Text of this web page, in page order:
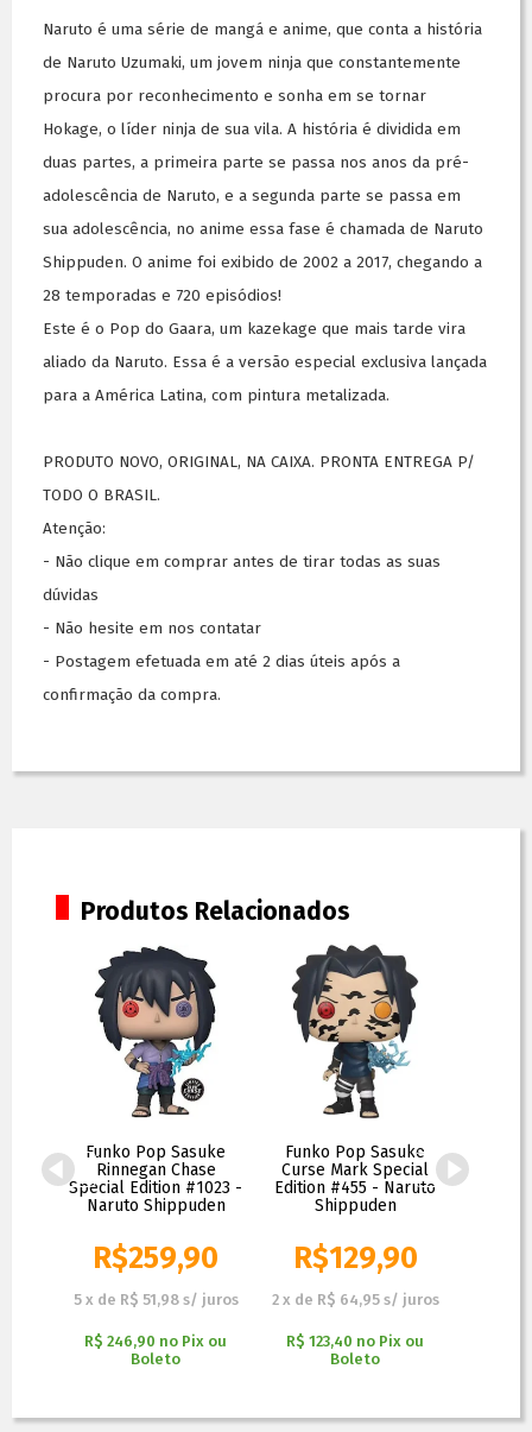
Naruto é uma série de mangá e anime, que conta a história
de Naruto Uzumaki, um jovem ninja que constantemente
procura por reconhecimento e sonha em se tornar
Hokage, o líder ninja de sua vila. A história é dividida em
duas partes, a primeira parte se passa nos anos da pré-
adolescência de Naruto, e a segunda parte se passa em
sua adolescência, no anime essa fase é chamada de Naruto
Shippuden. O anime foi exibido de 2002 a 2017, chegando a
28 temporadas e 720 episódios!
Este é o Pop do Gaara, um kazekage que mais tarde vira
aliado da Naruto. Essa é a versão especial exclusiva lançada
para a América Latina, com pintura metalizada.
PRODUTO NOVO, ORIGINAL, NA CAIXA. PRONTA ENTREGA P/
TODO O BRASIL.
Atenção:
- Não clique em comprar antes de tirar todas as suas
dúvidas
- Não hesite em nos contatar
- Postagem efetuada em até 2 dias úteis após a
confirmação da compra.
Produtos Relacionados
Funko Pop Sasuke
Rinnegan Chase
Special Edition #1023 -
Naruto Shippuden
R$259,90
5 x de R$ 51,98 s/ juros
R$ 246,90 no Pix ou
Boleto
Funko Pop Sasuke
Curse Mark Special
Edition #455 - Naruto
Shippuden
R$129,90
2 x de R$ 64,95 s/ juros
R$ 123,40 no Pix ou
Boleto